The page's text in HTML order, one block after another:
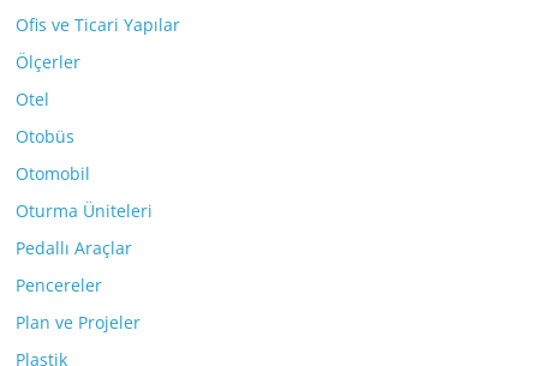
Ofis ve Ticari Yapılar
Ölçerler
Otel
Otobüs
Otomobil
Oturma Üniteleri
Pedallı Araçlar
Pencereler
Plan ve Projeler
Plastik